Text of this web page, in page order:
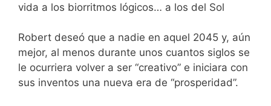
vida a los biorritmos lógicos… a los del Sol
Robert deseó que a nadie en aquel 2045 y, aún
mejor, al menos durante unos cuantos siglos se
le ocurriera volver a ser “creativo” e iniciara con
sus inventos una nueva era de “prosperidad”.